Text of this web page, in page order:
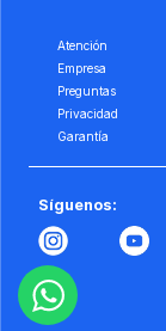
Atención
Empresa
Preguntas
Privacidad
Garantía
Síguenos: